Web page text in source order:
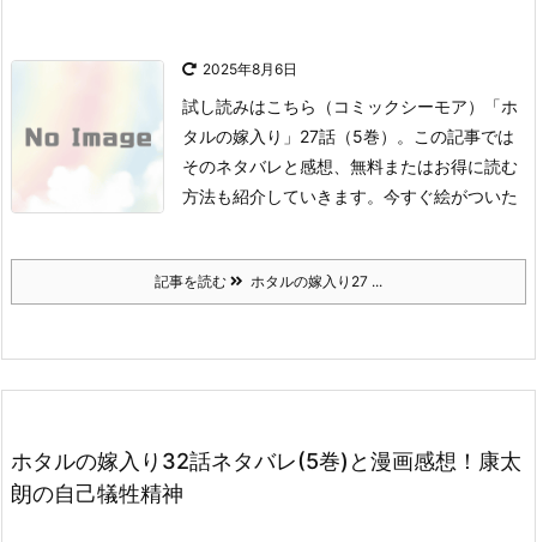
2025年8月6日
試し読みはこちら （コミックシーモア）
「ホ
タルの嫁入り」27話（5巻）。
この記事では
そのネタバレと感想、無料またはお得に読む
方法も紹介していきます。 今すぐ絵がついた
記事を読む ホタルの嫁入り27 ...
ホタルの嫁入り32話ネタバレ(5巻)と漫画感想！康太
朗の自己犠牲精神